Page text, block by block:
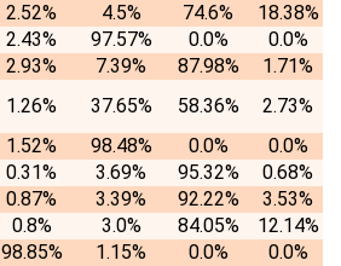
2.52% 4.5% 74.6%
18.38%
2.43% 97.57% 0.0%
0.0%
2.93% 7.39% 87.98%
1.71%
1.26% 37.65% 58.36%
2.73%
1.52% 98.48% 0.0%
0.0%
0.31% 3.69% 95.32%
0.68%
0.87% 3.39% 92.22%
3.53%
0.8% 3.0% 84.05%
12.14%
98.85% 1.15% 0.0%
0.0%